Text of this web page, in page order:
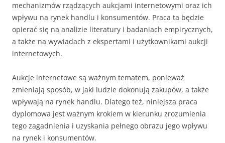
mechanizmów rządzących aukcjami internetowymi oraz ich
wpływu na rynek handlu i konsumentów. Praca ta będzie
opierać się na analizie literatury i badaniach empirycznych,
a także na wywiadach z ekspertami i użytkownikami aukcji
internetowych.
Aukcje internetowe są ważnym tematem, ponieważ
zmieniają sposób, w jaki ludzie dokonują zakupów, a także
wpływają na rynek handlu. Dlatego też, niniejsza praca
dyplomowa jest ważnym krokiem w kierunku zrozumienia
tego zagadnienia i uzyskania pełnego obrazu jego wpływu
na rynek i konsumentów.